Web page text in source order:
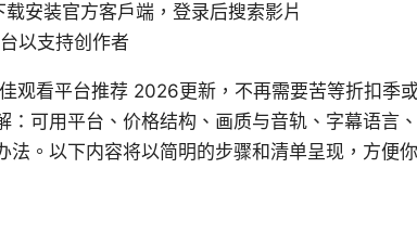
安装官方客户端，登录后搜索影片
以支持创作者
观看平台推荐 2026更新，不再需要苦等折扣季
：可用平台、价格结构、画质与音轨、字幕语言
。以下内容将以简明的步骤和清单呈现，方便